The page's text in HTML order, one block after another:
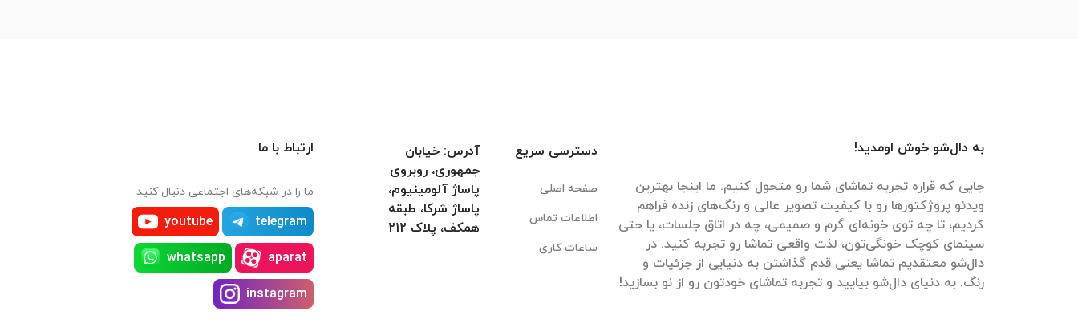
به دال‌شو خوش اومدید!
جایی که قراره تجربه تماشای شما رو متحول کنیم. ما اینجا بهترین
ویدئو پروژکتورها رو با کیفیت تصویر عالی و رنگ‌های زنده فراهم
کردیم، تا چه توی خونه‌ای گرم و صمیمی، چه در اتاق جلسات، یا حتی
سینمای کوچک خونگی‌تون، لذت واقعی تماشا رو تجربه کنید. در
دال‌شو معتقدیم تماشا یعنی قدم گذاشتن به دنیایی از جزئیات و
رنگ. به دنیای دال‌شو بیایید و تجربه تماشای خودتون رو از نو بسازید!
دسترسی سریع
صفحه اصلی
اطلاعات تماس
ساعات کاری
آدرس: خیابان
جمهوری، روبروی
پاساژ آلومینیوم،
پاساژ شرکا، طبقه
همکف، پلاک 212
ارتباط با ما
ما را در شبکه‌های اجتماعی دنبال کنید
telegram
youtube
aparat
whatsapp
instagram